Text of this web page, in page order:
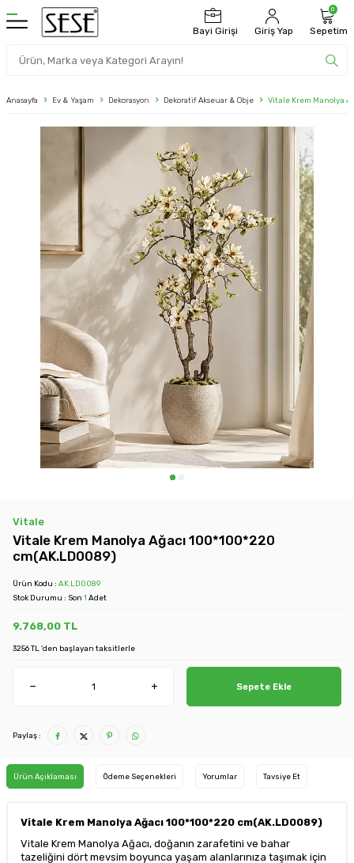
Bayi Girişi Giriş Yap
0
Sepetim
Anasayfa Ev & Yaşam Dekorasyon Dekoratif Akseuar & Obje Vitale Krem Manolya
Vitale
Vitale Krem Manolya Ağacı 100*100*220
cm(AK.LD0089)
Ürün Kodu : AK.LD0089
Stok Durumu : Son 1 Adet
9.768,00 TL
3256 TL 'den başlayan taksitlerle
Sepete Ekle
Paylaş :
Ürün Açıklaması Ödeme Seçenekleri Yorumlar Tavsiye Et
Vitale Krem Manolya Ağacı 100*100*220 cm(AK.LD0089)
Vitale Krem Manolya Ağacı, doğanın zarafetini ve bahar
tazeliğini dört mevsim boyunca yaşam alanlarınıza taşımak için